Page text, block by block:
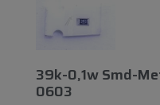
39k-0,1w Smd-
0603